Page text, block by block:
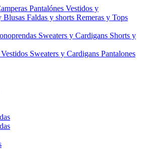
Pantalónes Vestidos y
Blusas Faldas y shorts Remeras y Tops
Sweaters y Cardigans Shorts y
Vestidos Sweaters y Cardigans Pantalones